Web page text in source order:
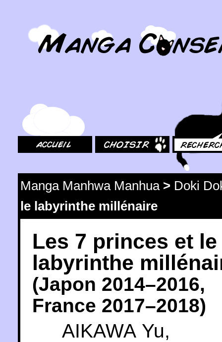
Manga Manhwa Manhua> Doki
le labyrinthe millénaire
Les 7 princes et le
labyrinthe
(Japon 2014–2016,
France 2017–2018)
AIKAWA Yu,